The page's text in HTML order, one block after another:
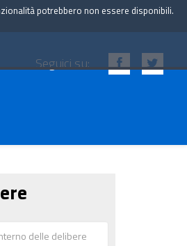
Seguici su:
potrebbero non essere disponibili.